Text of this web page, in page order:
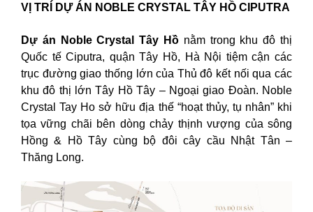
VỊ TRÍ DỰ ÁN NOBLE CRYSTAL TÂY HỒ CIPUTRA
Dự án Noble Crystal Tây Hồ nằm trong khu đô thị
Quốc tế Ciputra, quận Tây Hồ, Hà Nội tiệm cận các
trục đường giao thống lớn của Thủ đô kết nối qua các
khu đô thị lớn Tây Hồ Tây – Ngoại giao Đoàn. Noble
Crystal Tay Ho sở hữu địa thế “hoạt thủy, tụ nhân” khi
tọa vững chãi bên dòng chảy thịnh vượng của sông
Hồng & Hồ Tây cùng bộ đôi cây cầu Nhật Tân –
Thăng Long.